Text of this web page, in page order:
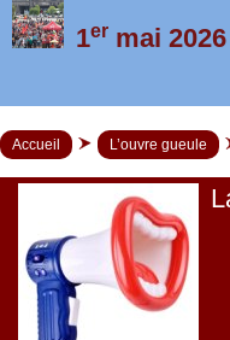
Foutez-
1ermai 2026
Accueil L’ouvre gueule